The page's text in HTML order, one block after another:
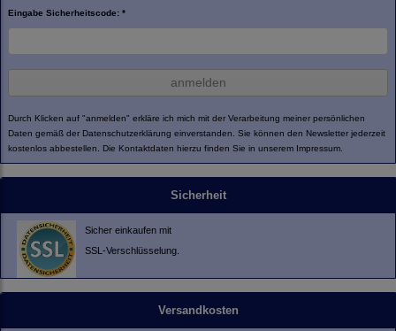
Eingabe Sicherheitscode: *
anmelden
Durch Klicken auf "anmelden" erkläre ich mich mit der Verarbeitung meiner persönlichen
Daten gemäß der Datenschutzerklärung einverstanden. Sie können den Newsletter jederzeit
kostenlos abbestellen. Die Kontaktdaten hierzu finden Sie in unserem Impressum.
Sicherheit
Sicher einkaufen mit
SSL-Verschlüsselung.
Versandkosten